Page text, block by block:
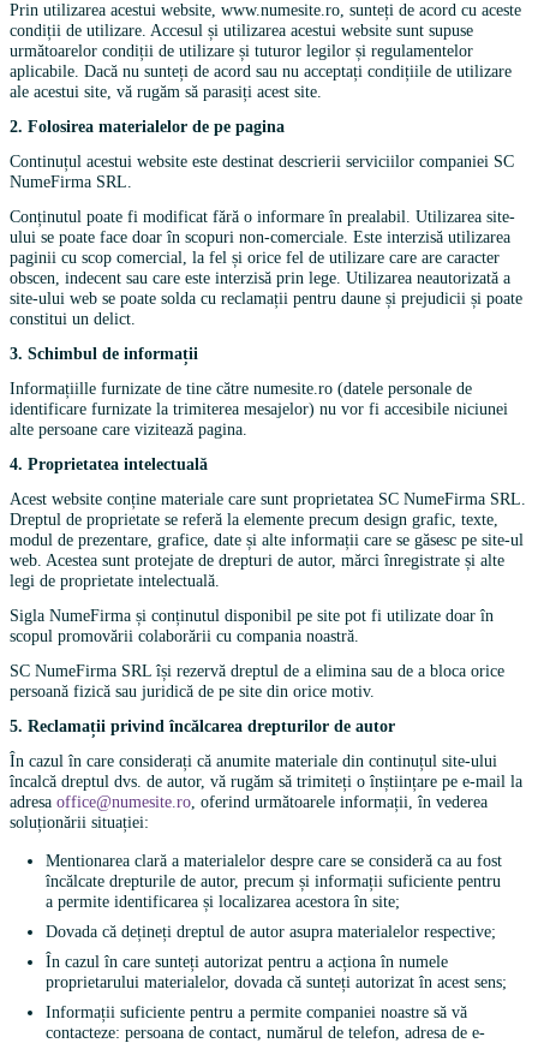
Prin utilizarea acestui website, www.numesite.ro, sunteți de acord cu aceste
condiții de utilizare. Accesul și utilizarea acestui website sunt supuse
următoarelor condiții de utilizare și tuturor legilor și regulamentelor
aplicabile. Dacă nu sunteți de acord sau nu acceptați condițiile de utilizare
ale acestui site, vă rugăm să parasiți acest site.
2. Folosirea materialelor de pe pagina
Continuțul acestui website este destinat descrierii serviciilor companiei SC
NumeFirma SRL.
Conținutul poate fi modificat fără o informare în prealabil. Utilizarea site-
ului se poate face doar în scopuri non-comerciale. Este interzisă utilizarea
paginii cu scop comercial, la fel și orice fel de utilizare care are caracter
obscen, indecent sau care este interzisă prin lege. Utilizarea neautorizată a
site-ului web se poate solda cu reclamații pentru daune și prejudicii și poate
constitui un delict.
3. Schimbul de informații
Informațiille furnizate de tine către numesite.ro (datele personale de
identificare furnizate la trimiterea mesajelor) nu vor fi accesibile niciunei
alte persoane care vizitează pagina.
4. Proprietatea intelectuală
Acest website conține materiale care sunt proprietatea SC NumeFirma SRL.
Dreptul de proprietate se referă la elemente precum design grafic, texte,
modul de prezentare, grafice, date și alte informații care se găsesc pe site-ul
web. Acestea sunt protejate de drepturi de autor, mărci înregistrate și alte
legi de proprietate intelectuală.
Sigla NumeFirma și conținutul disponibil pe site pot fi utilizate doar în
scopul promovării colaborării cu compania noastră.
SC NumeFirma SRL își rezervă dreptul de a elimina sau de a bloca orice
persoană fizică sau juridică de pe site din orice motiv.
5. Reclamații privind încălcarea drepturilor de autor
În cazul în care considerați că anumite materiale din continuțul site-ului
încalcă dreptul dvs. de autor, vă rugăm să trimiteți o înștiințare pe e-mail la
adresa office@numesite.ro, oferind următoarele informații, în vederea
soluționării situației:
Mentionarea clară a materialelor despre care se consideră ca au fost
încălcate drepturile de autor, precum și informații suficiente pentru
a permite identificarea și localizarea acestora în site;
Dovada că dețineți dreptul de autor asupra materialelor respective;
În cazul în care sunteți autorizat pentru a acționa în numele
proprietarului materialelor, dovada că sunteți autorizat în acest sens;
Informații suficiente pentru a permite companiei noastre să vă
contacteze: persoana de contact, numărul de telefon, adresa de e-